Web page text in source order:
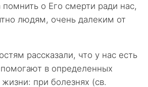
помнить о Его смерти ради нас,
людям, очень далеким от
рассказали, что у нас есть
в определенных
жизни: при болезнях (св.